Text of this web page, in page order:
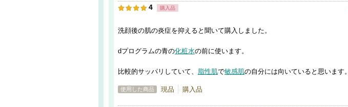
4 購入品
洗顔後の肌の炎症を抑えると聞いて購入しました。
dプログラムの青の化粧水の前に使います。
比較的サッパリしていて、 脂性肌で敏感肌の自分には向いていると思います。
使用した商品 現品 購入品